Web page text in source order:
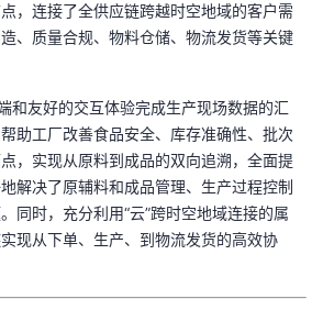
，连接了全供应链跨越时空地域的客户需
、质量合规、物料仓储、物流发货等关键
和友好的交互体验完成生产现场数据的汇
助工厂改善食品安全、库存准确性、批次
，实现从原料到成品的双向追溯，全面提
解决了原辅料和成品管理、生产过程控制
同时，充分利用“云”跨时空地域连接的属
现从下单、生产、到物流发货的高效协